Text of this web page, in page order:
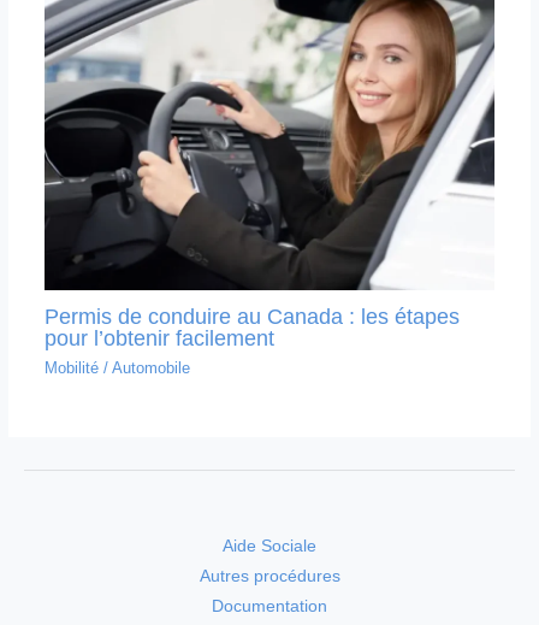
Permis de conduire au Canada : les étapes
pour l’obtenir facilement
Mobilité/ Automobile
Aide Sociale
Autres procédures
Documentation